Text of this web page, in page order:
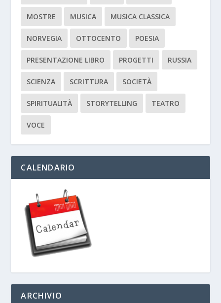
MOSTRE MUSICA MUSICA CLASSICA
NORVEGIA OTTOCENTO POESIA
PRESENTAZIONE LIBRO PROGETTI RUSSIA
SCIENZA SCRITTURA SOCIETÀ
SPIRITUALITÀ STORYTELLING TEATRO
VOCE
CALENDARIO
ARCHIVIO